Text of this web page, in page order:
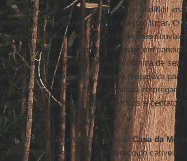
Cruzando os relatos de parte a parte, é difícil
impregnada nas paredes de um mesmo lugar. O
a serra ao acordar é o mesmo onde
Inês
sofrido durante sua captura, até estar em
ela era obrigada a preparar nua a comida de
inesquecível lasanha queRenato preparava
O quarto que hoje acolhe a simpática
militares aplicavam choques elétricos e pentatol
interrogatórios da guerrilheira.
A forma como Etienneescapou da Casa da Morte
maneira como descobriu o endereço do